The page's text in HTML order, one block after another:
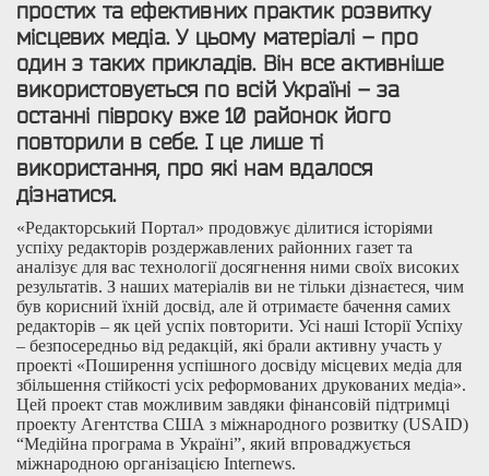
простих та ефективних практик розвитку
місцевих медіа. У цьому матеріалі – про
один з таких прикладів. Він все активніше
використовується по всій Україні – за
останні півроку вже 10 районок його
повторили в себе. І це лише ті
використання, про які нам вдалося
дізнатися.
«Редакторський Портал» продовжує ділитися історіями
успіху редакторів роздержавлених районних газет та
аналізує для вас технології досягнення ними своїх високих
результатів. З наших матеріалів ви не тільки дізнаєтеся, чим
був корисний їхній досвід, але й отримаєте бачення самих
редакторів – як цей успіх повторити. Усі наші Історії Успіху
– безпосередньо від редакцій, які брали активну участь у
проекті «Поширення успішного досвіду місцевих медіа для
збільшення стійкості усіх реформованих друкованих медіа».
Цей проект став можливим завдяки фінансовій підтримці
проекту Агентства США з міжнародного розвитку (USAID)
“Медійна програма в Україні”, який впроваджується
міжнародною організацією Internews.